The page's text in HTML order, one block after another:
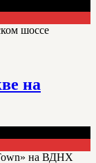
на